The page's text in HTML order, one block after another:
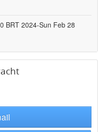
BRT 2024-Sun Feb 28